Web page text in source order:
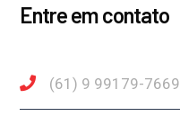
Entre em contato
(61) 9 99179-7669